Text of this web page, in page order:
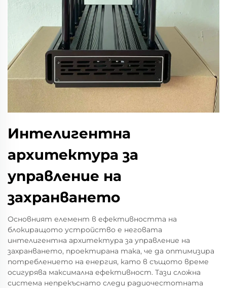
Интелигентна
архитектура за
управление на
захранването
Основният елемент в ефективността на
блокиращото устройство е неговата
интелигентна архитектура за управление на
захранването, проектирана така, че да оптимизира
потреблението на енергия, като в същото време
осигурява максимална ефективност. Тази сложна
система непрекъснато следи радиочестотната